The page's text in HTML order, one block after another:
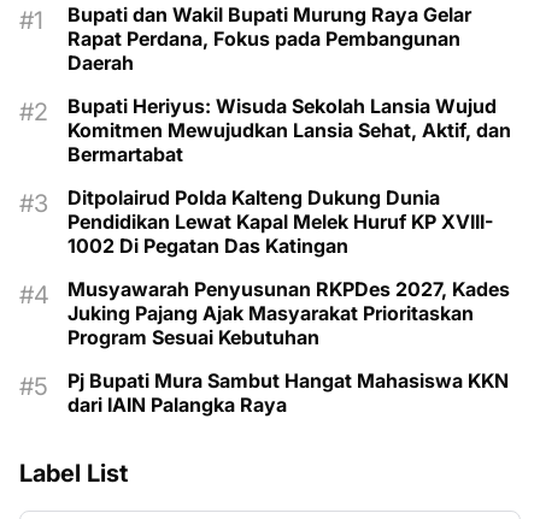
Bupati dan Wakil Bupati Murung Raya Gelar
Rapat Perdana, Fokus pada Pembangunan
Daerah
Bupati Heriyus: Wisuda Sekolah Lansia Wujud
Komitmen Mewujudkan Lansia Sehat, Aktif, dan
Bermartabat
Ditpolairud Polda Kalteng Dukung Dunia
Pendidikan Lewat Kapal Melek Huruf KP XVIII-
1002 Di Pegatan Das Katingan
Musyawarah Penyusunan RKPDes 2027, Kades
Juking Pajang Ajak Masyarakat Prioritaskan
Program Sesuai Kebutuhan
Pj Bupati Mura Sambut Hangat Mahasiswa KKN
dari IAIN Palangka Raya
Label List